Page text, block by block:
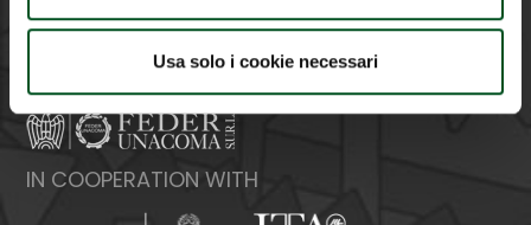
Usa solo i cookie necessari
Web:www.federunacoma.it
Vat Number: 04227291004
IN COOPERATION WITH